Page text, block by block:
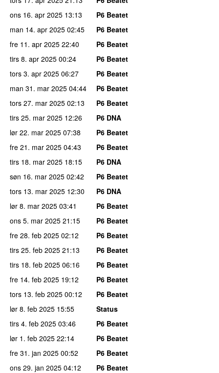
ons 16. apr 2025 13:13
P6 Beatet
man 14. apr 2025 02:45
P6 Beatet
fre 11. apr 2025 22:40
P6 Beatet
tirs 8. apr 2025 00:24
P6 Beatet
tors 3. apr 2025 06:27
P6 Beatet
man 31. mar 2025 04:44
P6 Beatet
tors 27. mar 2025 02:13
P6 Beatet
tirs 25. mar 2025 12:26
P6 DNA
lør 22. mar 2025 07:38
P6 Beatet
fre 21. mar 2025 04:43
P6 Beatet
tirs 18. mar 2025 18:15
P6 DNA
søn 16. mar 2025 02:42
P6 Beatet
tors 13. mar 2025 12:30
P6 DNA
lør 8. mar 2025 03:41
P6 Beatet
ons 5. mar 2025 21:15
P6 Beatet
fre 28. feb 2025 02:12
P6 Beatet
tirs 25. feb 2025 21:13
P6 Beatet
tirs 18. feb 2025 06:16
P6 Beatet
fre 14. feb 2025 19:12
P6 Beatet
tors 13. feb 2025 00:12
P6 Beatet
lør 8. feb 2025 15:55
Status
tirs 4. feb 2025 03:46
P6 Beatet
lør 1. feb 2025 22:14
P6 Beatet
fre 31. jan 2025 00:52
P6 Beatet
ons 29. jan 2025 04:12
P6 Beatet